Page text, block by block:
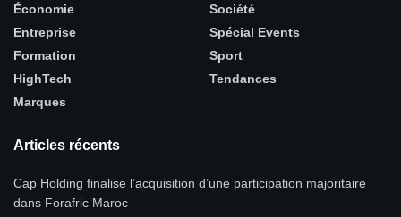
Économie
Entreprise
Formation
HighTech
Marques
Société
Spécial Events
Sport
Tendances
Articles récents
Cap Holding finalise l’acquisition d’une participation majoritaire
dans Forafric Maroc